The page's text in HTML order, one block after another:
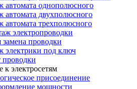
автомата однополюсного
автомата двухполюсного
автомата трехполюсного
электропроводки
проводки
электрики под ключ
проводки
электросетям
присоединение
мощности